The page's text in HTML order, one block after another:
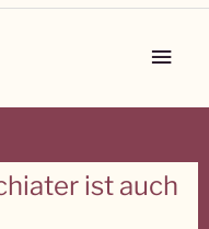
Main
ist auch